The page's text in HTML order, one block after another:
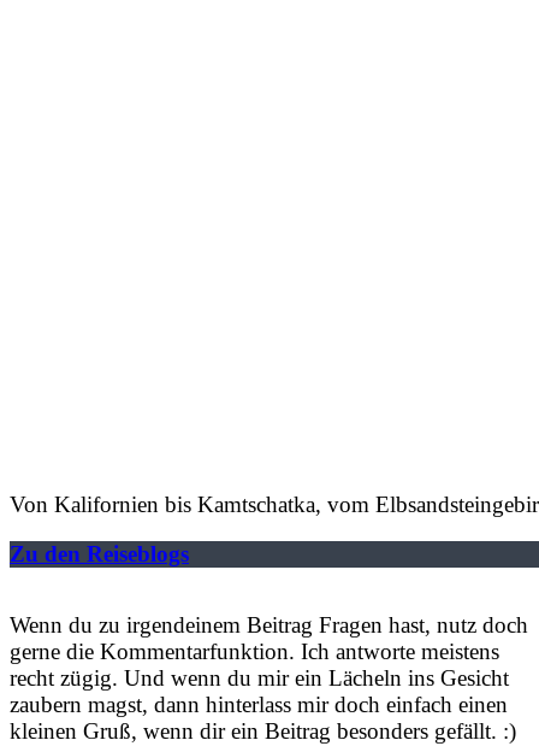
Von Kalifornien bis Kamtschatka, vom
Zu den Reiseblogs
Wenn du zu irgendeinem Beitrag Fragen hast, nutz doch
gerne die Kommentarfunktion. Ich antworte meistens
recht zügig. Und wenn du mir ein Lächeln ins Gesicht
zaubern magst, dann hinterlass mir doch einfach einen
kleinen Gruß, wenn dir ein Beitrag besonders gefällt. :)